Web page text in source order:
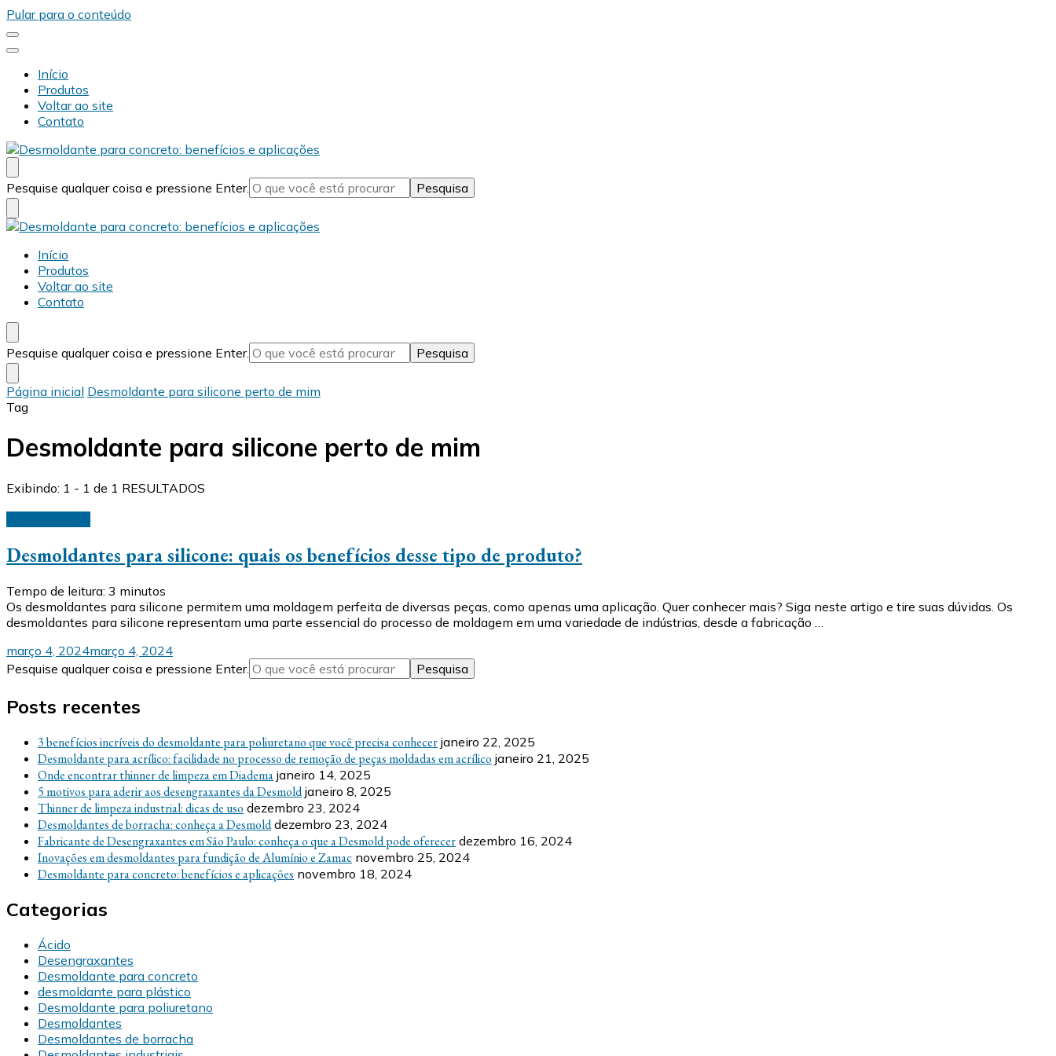
Pular para o conteúdo
Início
Produtos
Voltar ao site
Contato
Desmold
Blog Desmold
Procurando
algo?
Pesquise qualquer coisa e pressione Enter.
Desmold
Blog Desmold
Início
Produtos
Voltar ao site
Contato
Procurando
algo?
Pesquise qualquer coisa e pressione Enter.
Página inicial Desmoldante para silicone perto de mim
Tag
Desmoldante para silicone perto de mim
Exibindo: 1 - 1 de 1 RESULTADOS
Desmoldantes para silicone: quais os benefícios desse tipo de produto?
Tempo de leitura: 3 minutos
Os desmoldantes para silicone permitem uma moldagem perfeita de diversas peças, como apenas uma aplicação. Quer conhecer mais? Siga neste artigo e tire suas dúvidas. Os
desmoldantes para silicone representam uma parte essencial do processo de moldagem em uma variedade de indústrias, desde a fabricação …
março 4, 2024março 4, 2024
Procurando
algo?
Pesquise qualquer coisa e pressione Enter.
Posts recentes
3 benefícios incríveis do desmoldante para poliuretano que você precisa conhecer janeiro 22, 2025
Desmoldante para acrílico: facilidade no processo de remoção de peças moldadas em acrílico janeiro 21, 2025
Onde encontrar thinner de limpeza em Diadema janeiro 14, 2025
5 motivos para aderir aos desengraxantes da Desmold janeiro 8, 2025
Thinner de limpeza industrial: dicas de uso dezembro 23, 2024
Desmoldantes de borracha: conheça a Desmold dezembro 23, 2024
Fabricante de Desengraxantes em São Paulo: conheça o que a Desmold pode oferecer dezembro 16, 2024
Inovações em desmoldantes para fundição de Alumínio e Zamac novembro 25, 2024
Desmoldante para concreto: benefícios e aplicações novembro 18, 2024
Categorias
Ácido
Desengraxantes
Desmoldante para concreto
desmoldante para plástico
Desmoldante para poliuretano
Desmoldantes
Desmoldantes de borracha